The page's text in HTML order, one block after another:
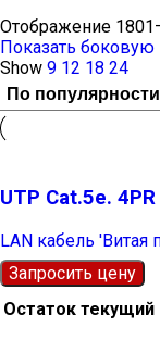
Отображение
Показать боковую
Show 9 12 18 24
UTP Cat.5е.
LAN кабель 'Витая
Запросить цену
Остаток текущий